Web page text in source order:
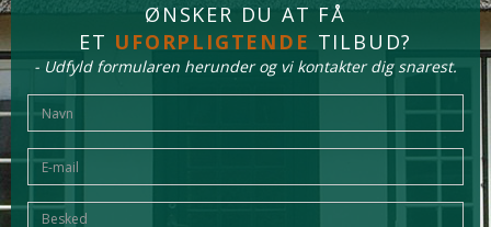
ØNSKER DU AT FÅ
ET UFORPLIGTENDE TILBUD?
- Udfyld formularen herunder og vi kontakter dig snarest.